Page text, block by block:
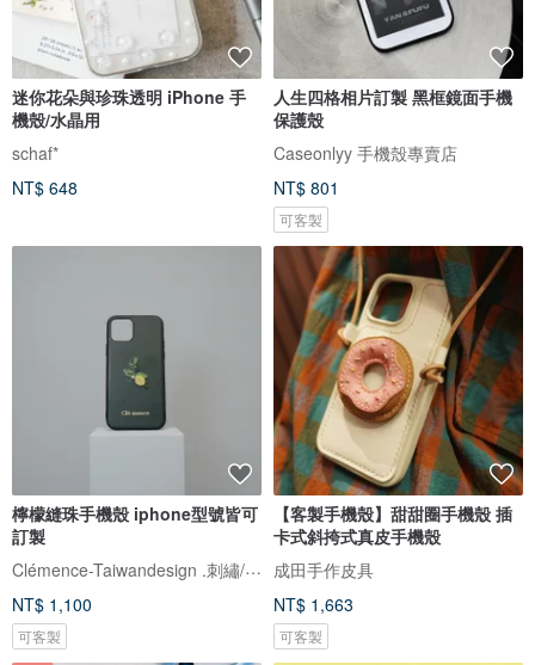
迷你花朵與珍珠透明 iPhone 手
機殼/水晶用
schaf*
NT$ 648
人生四格相片訂製 黑框鏡面手機
保護殼
Caseonlyy 手機殼專賣店
NT$ 801
可客製
檸檬縫珠手機殼 iphone型號皆可
訂製
Clémence-Taiwandesign .刺繡/繡珠
NT$ 1,100
可客製
【客製手機殼】甜甜圈手機殼 插
卡式斜挎式真皮手機殼
成田手作皮具
NT$ 1,663
可客製